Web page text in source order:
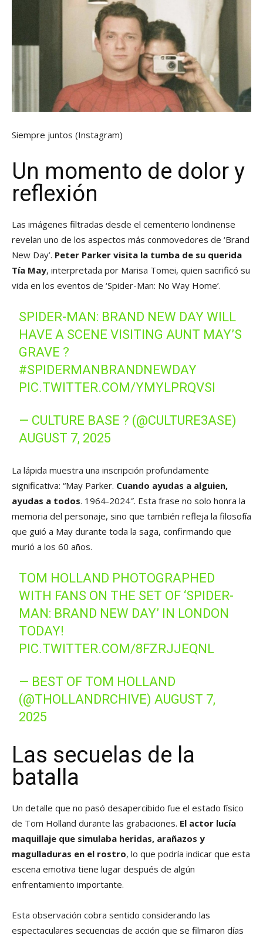
Siempre juntos (Instagram)
Un momento de dolor y
reflexión
Las imágenes filtradas desde el cementerio londinense
revelan uno de los aspectos más conmovedores de ‘Brand
New Day’. Peter Parker visita la tumba de su querida
Tía May, interpretada por Marisa Tomei, quien sacrificó su
vida en los eventos de ‘Spider-Man: No Way Home’.
SPIDER-MAN: BRAND NEW DAY WILL
HAVE A SCENE VISITING AUNT MAY’S
GRAVE ?
#SPIDERMANBRANDNEWDAY
PIC.TWITTER.COM/YMYLPRQVSI
— CULTURE BASE ? (@CULTURE3ASE)
AUGUST 7, 2025
La lápida muestra una inscripción profundamente
significativa: “May Parker. Cuando ayudas a alguien,
ayudas a todos. 1964-2024″. Esta frase no solo honra la
memoria del personaje, sino que también refleja la filosofía
que guió a May durante toda la saga, confirmando que
murió a los 60 años.
TOM HOLLAND PHOTOGRAPHED
WITH FANS ON THE SET OF ‘SPIDER-
MAN: BRAND NEW DAY’ IN LONDON
TODAY!
PIC.TWITTER.COM/8FZRJJEQNL
— BEST OF TOM HOLLAND
(@THOLLANDRCHIVE)AUGUST 7,
2025
Las secuelas de la
batalla
Un detalle que no pasó desapercibido fue el estado físico
de Tom Holland durante las grabaciones. El actor lucía
maquillaje que simulaba heridas, arañazos y
magulladuras en el rostro, lo que podría indicar que esta
escena emotiva tiene lugar después de algún
enfrentamiento importante.
Esta observación cobra sentido considerando las
espectaculares secuencias de acción que se filmaron días